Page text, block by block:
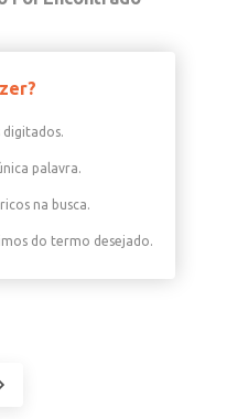
palavra.
na busca.
do termo desejado.